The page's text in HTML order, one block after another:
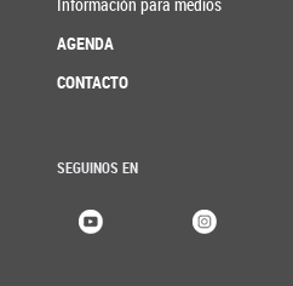
AGENDA
CONTACTO
SEGUINOS EN